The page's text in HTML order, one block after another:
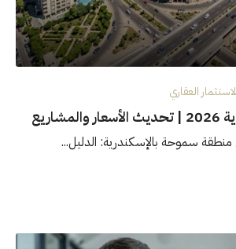
العقاري
منطقة سموحة بالإسكندرية: الدليل...